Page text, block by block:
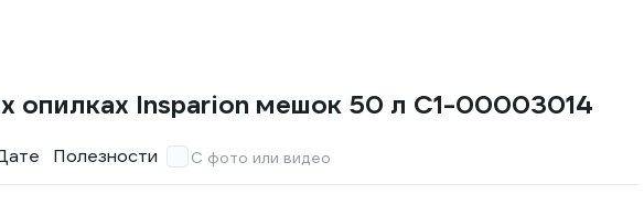
опилках Insparion мешок 50 л С1-00003014
Полезности С фото или видео